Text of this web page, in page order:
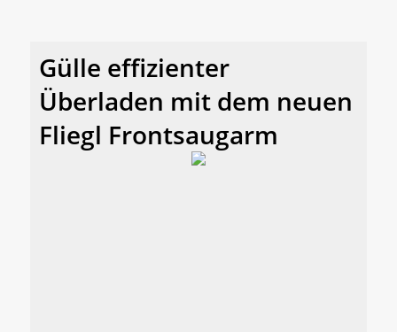
Gülle effizienter
Überladen mit dem neuen
Fliegl Frontsaugarm